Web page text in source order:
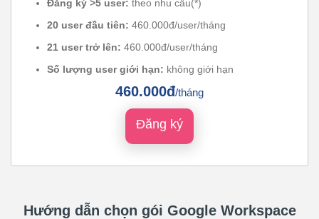
Đăng ký >5 user: theo nhu cầu(*)
20 user đầu tiên: 460.000đ/user/tháng
21 user trở lên: 460.000đ/user/tháng
Số lượng user giới hạn: không giới hạn
460.000đ/tháng
Đăng ký
Hướng dẫn chọn gói Google Workspace